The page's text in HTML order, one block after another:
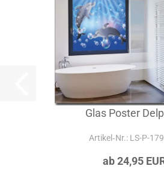
Glas Poster
Artikel‑Nr.: LS-P-
ab 24,95